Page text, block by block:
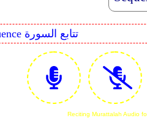
Surah Sequence تتابع السورة